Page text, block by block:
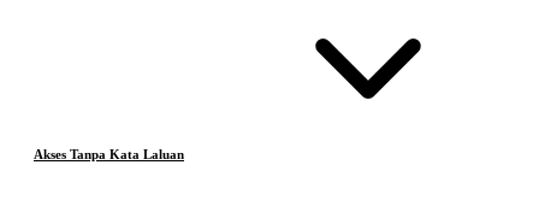
Akses Tanpa Kata Laluan